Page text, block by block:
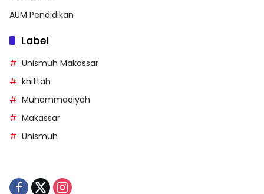
AUM Pendidikan
Label
Unismuh Makassar
khittah
Muhammadiyah
Makassar
Unismuh